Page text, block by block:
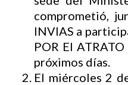
comprometió,
INVIAS a
POR El
próximos días.
El miércoles 2